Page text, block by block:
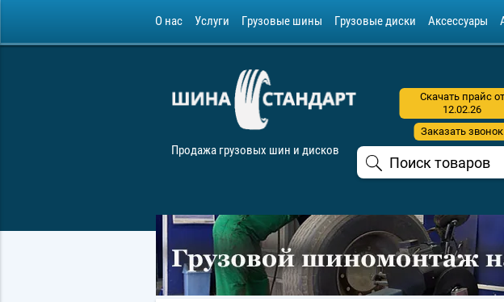
О нас Услуги Грузовые шины Грузовые диски Аксессуары
Продажа грузовых шин и дисков
Скачать прайс от
12.02.26
Заказать звонок